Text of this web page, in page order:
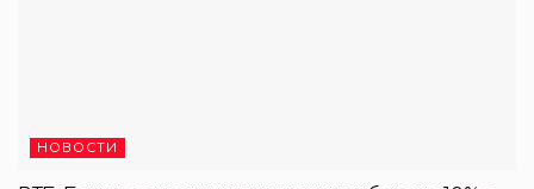
НОВОСТИ